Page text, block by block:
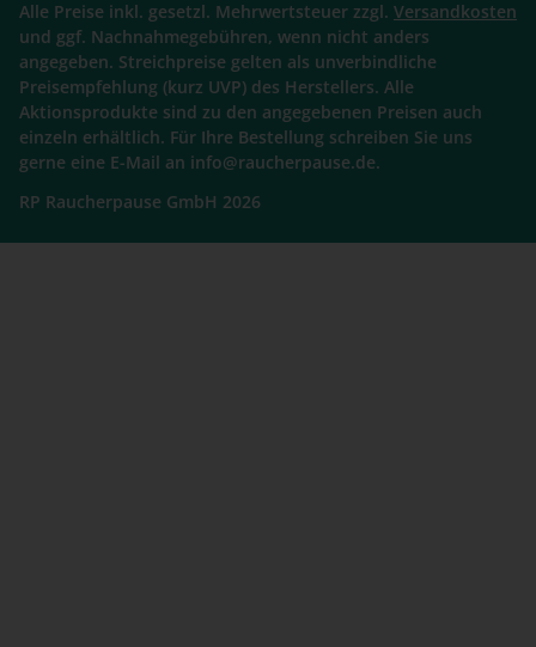
Alle Preise inkl. gesetzl. Mehrwertsteuer zzgl. Versandkosten
und ggf. Nachnahmegebühren, wenn nicht anders
angegeben. Streichpreise gelten als unverbindliche
Preisempfehlung (kurz UVP) des Herstellers. Alle
Aktionsprodukte sind zu den angegebenen Preisen auch
einzeln erhältlich. Für Ihre Bestellung schreiben Sie uns
gerne eine E-Mail an info@raucherpause.de.
RP Raucherpause GmbH 2026